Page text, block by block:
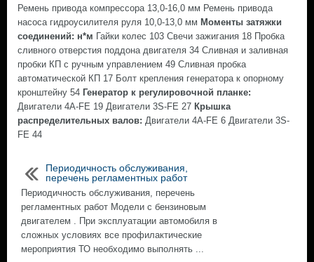
Ремень привода компрессора 13,0-16,0 мм Ремень привода
насоса гидроусилителя руля 10,0-13,0 мм Моменты затяжки
соединений: н*м Гайки колес 103 Свечи зажигания 18 Пробка
сливного отверстия поддона двигателя 34 Сливная и заливная
пробки КП с ручным управлением 49 Сливная пробка
автоматической КП 17 Болт крепления генератора к опорному
кронштейну 54 Генератор к регулировочной планке:
Двигатели 4A-FE 19 Двигатели 3S-FE 27 Крышка
распределительных валов: Двигатели 4A-FE 6 Двигатели 3S-
FE 44
Периодичность обслуживания,
перечень регламентных работ
Периодичность обслуживания, перечень
регламентных работ Модели с бензиновым
двигателем . При эксплуатации автомобиля в
сложных условиях все профилактические
мероприятия ТО необходимо выполнять ...